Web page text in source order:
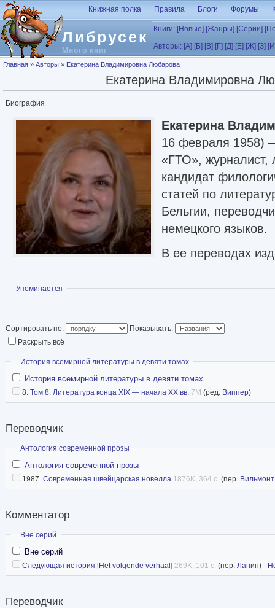
Перейти к основному содержанию
Либрусек
Много книг
Книжная полка Правила Блоги Форумы
Книги: [Новые] [Жанры] [Серии]
Авторы: [А] [Б] [В] [Г] [Д] [Е] [Ж] [З]
Вы здесь
Главная » Авторы » Екатерина Владимировна Любарова
Екатерина Владимировна
Биография
Екатерина
16 февраля 1958)
«ГТО», журналист,
кандидат
статей по
Бельгии,
немецкого языков.
В ее переводах
Клауса, «Мать Давида С.» («De moeder van
повести Харри Мюлиша, Йоса Ванделоо,
Хеересма, Белькампо и др.
Жена художника
Показать
Упоминается
Сортировать по:
Показывать:
Раскрыть всё
Скрыть
История всемирной литературы в девяти томах
История всемирной литературы в девяти томах
8. Том 8. Литература конца XIX — начала XX вв. 7M (ред. Виппер)
Переводчик
Скрыть
Антология современной прозы
Антология современной прозы
1987. Современная швейцарская новелла 1876K, 364 с. (пер. Вильмонт
Комментатор
Скрыть
Вне серий
Вне серий
Следующая история [Het volgende verhaal] 269K, 101 с. (пер. Ланин) -
Переводчик